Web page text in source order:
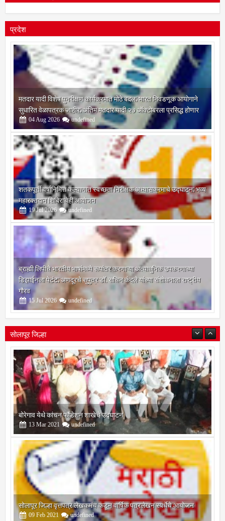
प्रदेश
मतदार यादी विशेष पुनरीक्षण कार्यक्रमात मोठे बदल; भारत निवडणूक आयोगाने
सुधारित वेळापत्रक जाहीर; अंतिम मतदार यादी २७ ऑक्टोबरला प्रसिद्ध होणार
04Aug 2026 undefined
शतकपूर्ती वर्षानिमित्त कल्याणात स्वच्छता निरीक्षक अभ्यासक्रमाचे उद्घाटन; भव्य
महारक्तदान शिबिराचेही आयोजन
19 Jul 2026 undefined
ब्राह्मी लिपीचे भारतीय भाषांमध्ये रूपांतर करणाऱ्या अत्याधुनिक उपकरणाच्या
डिझाईनला पेटंट; अणदूरचे सुपुत्र डॉ. सचिन कंदले यांच्या संशोधनाला राष्ट्रीय
गौरव
15 undefined
सोलापूर जिल्हा
बोरेगाव येथे कांचन फौंडेशन शाखेचे उद्घाटन
13 Mar 2021 undefined
सोलापूर जिल्हा वृत्तपत्र लेखकमंच कडून वार्षिक पत्रलेखन स्पर्धेचे आयोजन
09 Feb 2021 undefined